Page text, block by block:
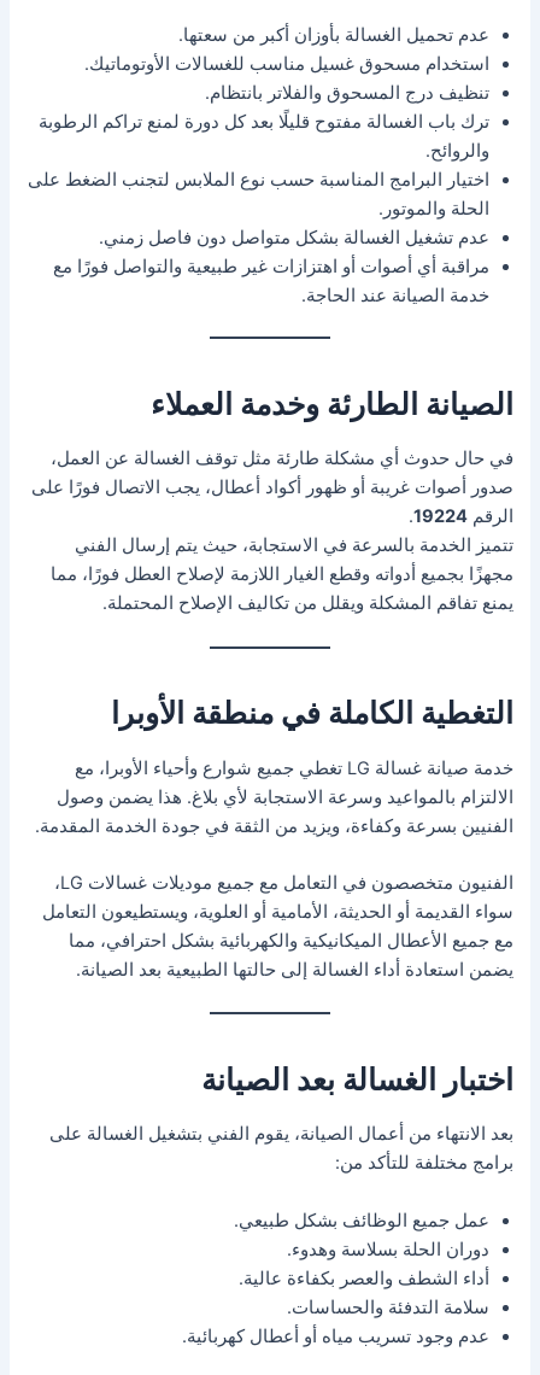
عدم تحميل الغسالة بأوزان أكبر من سعتها.
استخدام مسحوق غسيل مناسب للغسالات الأوتوماتيك.
تنظيف درج المسحوق والفلاتر بانتظام.
ترك باب الغسالة مفتوح قليلًا بعد كل دورة لمنع تراكم الرطوبة
والروائح.
اختيار البرامج المناسبة حسب نوع الملابس لتجنب الضغط على
الحلة والموتور.
عدم تشغيل الغسالة بشكل متواصل دون فاصل زمني.
مراقبة أي أصوات أو اهتزازات غير طبيعية والتواصل فورًا مع
خدمة الصيانة عند الحاجة.
الصيانة الطارئة وخدمة العملاء
في حال حدوث أي مشكلة طارئة مثل توقف الغسالة عن العمل،
صدور أصوات غريبة أو ظهور أكواد أعطال، يجب الاتصال فورًا على
الرقم19224
.
تتميز الخدمة بالسرعة في الاستجابة، حيث يتم إرسال الفني
مجهزًا بجميع أدواته وقطع الغيار اللازمة لإصلاح العطل فورًا، مما
يمنع تفاقم المشكلة ويقلل من تكاليف الإصلاح المحتملة.
التغطية الكاملة في منطقة الأوبرا
خدمة صيانة غسالة LG تغطي جميع شوارع وأحياء الأوبرا، مع
الالتزام بالمواعيد وسرعة الاستجابة لأي بلاغ. هذا يضمن وصول
الفنيين بسرعة وكفاءة، ويزيد من الثقة في جودة الخدمة المقدمة.
الفنيون متخصصون في التعامل مع جميع موديلات غسالات LG،
سواء القديمة أو الحديثة، الأمامية أو العلوية، ويستطيعون التعامل
مع جميع الأعطال الميكانيكية والكهربائية بشكل احترافي، مما
يضمن استعادة أداء الغسالة إلى حالتها الطبيعية بعد الصيانة.
اختبار الغسالة بعد الصيانة
بعد الانتهاء من أعمال الصيانة، يقوم الفني بتشغيل الغسالة على
برامج مختلفة للتأكد من:
عمل جميع الوظائف بشكل طبيعي.
دوران الحلة بسلاسة وهدوء.
أداء الشطف والعصر بكفاءة عالية.
سلامة التدفئة والحساسات.
عدم وجود تسريب مياه أو أعطال كهربائية.